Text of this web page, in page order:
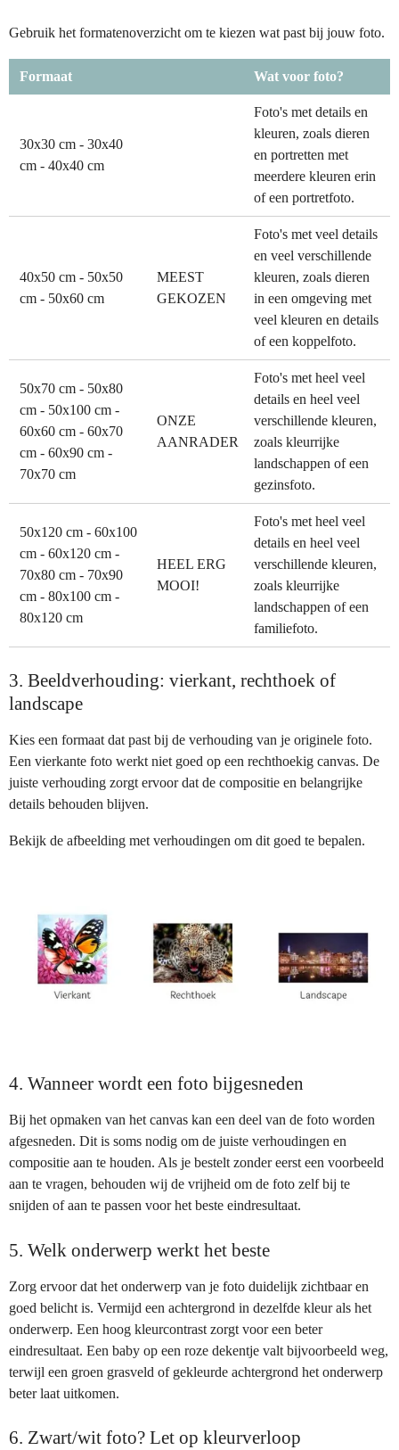
Gebruik het formatenoverzicht om te kiezen wat past bij jouw foto.
Formaat Wat voor foto?
30x30 cm - 30x40
cm - 40x40 cm
Foto's met details en
kleuren, zoals dieren
en portretten met
meerdere kleuren erin
of een portretfoto.
40x50 cm - 50x50
cm - 50x60 cm
MEEST
GEKOZEN
Foto's met veel details
en veel verschillende
kleuren, zoals dieren
in een omgeving met
veel kleuren en details
of een koppelfoto.
50x70 cm - 50x80
cm - 50x100 cm -
60x60 cm - 60x70
cm - 60x90 cm -
70x70 cm
ONZE
AANRADER
Foto's met heel veel
details en heel veel
verschillende kleuren,
zoals kleurrijke
landschappen of een
gezinsfoto.
50x120 cm - 60x100
cm - 60x120 cm -
70x80 cm - 70x90
cm - 80x100 cm -
80x120 cm
HEEL ERG
MOOI!
Foto's met heel veel
details en heel veel
verschillende kleuren,
zoals kleurrijke
landschappen of een
familiefoto.
3. Beeldverhouding: vierkant, rechthoek of
landscape
Kies een formaat dat past bij de verhouding van je originele foto.
Een vierkante foto werkt niet goed op een rechthoekig canvas. De
juiste verhouding zorgt ervoor dat de compositie en belangrijke
details behouden blijven.
Bekijk de afbeelding met verhoudingen om dit goed te bepalen.
4. Wanneer wordt een foto bijgesneden
Bij het opmaken van het canvas kan een deel van de foto worden
afgesneden. Dit is soms nodig om de juiste verhoudingen en
compositie aan te houden. Als je bestelt zonder eerst een voorbeeld
aan te vragen, behouden wij de vrijheid om de foto zelf bij te
snijden of aan te passen voor het beste eindresultaat.
5. Welk onderwerp werkt het beste
Zorg ervoor dat het onderwerp van je foto duidelijk zichtbaar en
goed belicht is. Vermijd een achtergrond in dezelfde kleur als het
onderwerp. Een hoog kleurcontrast zorgt voor een beter
eindresultaat. Een baby op een roze dekentje valt bijvoorbeeld weg,
terwijl een groen grasveld of gekleurde achtergrond het onderwerp
beter laat uitkomen.
6. Zwart/wit foto? Let op kleurverloop